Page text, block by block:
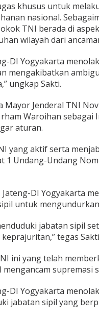
khusus untuk
nasional.
TNI berada di
wilayah dari
DI Yogyakarta
mengakibatkan
ungkap Sakti.
Mayor Jenderal TNI
Waroihan sebagai
aturan.
yang aktif serta
1 Undang-Undang
DI Yogyakarta
untuk
jabatan sipil
tegas
ini yang telah
supremasi
DI Yogyakarta
jabatan sipil yang